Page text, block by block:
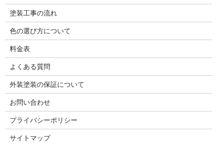
塗装工事の流れ
色の選び方について
料金表
よくある質問
外装塗装の保証について
お問い合わせ
プライバシーポリシー
サイトマップ